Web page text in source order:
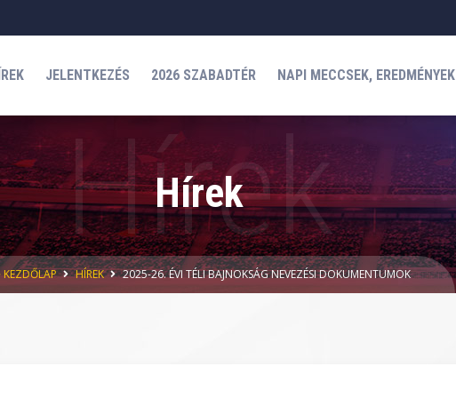
JELENTKEZÉS 2026 SZABADTÉR NAPI MECCSEK, EREDMÉNYEK
Hírek
KEZDŐLAP HÍREK 2025-26. ÉVI TÉLI BAJNOKSÁG NEVEZÉSI DOKUMENTUMOK